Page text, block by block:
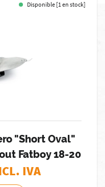
Disponible [1 en stock]
"Short Oval"
Fatboy 18-20
IVA